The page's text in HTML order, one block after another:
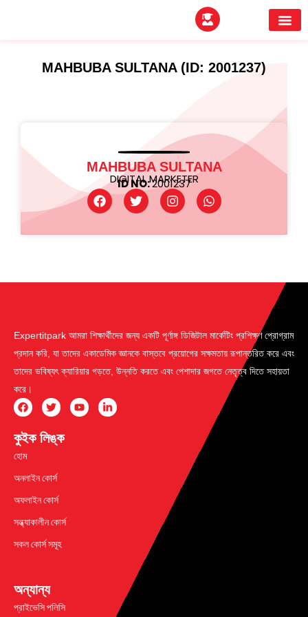
MAHBUBA SULTANA (ID: 2001237)
MAHBUBA SULTANA
DIGITAL MARKETER
ID NO:2001237
Expertitpark আমরা শিক্ষার্থীদের জন্য একটি পূর্ণাঙ্গ ডিজিটাল মার্কেটিং প্রশিক্ষণ প্রোগ্রাম
প্রদান করি, যা তাদের একাডেমিক জ্ঞানকে বাস্তবে প্রয়োগের সক্ষমতায় রূপান্তরিত করে এবং
তাদের ভবিষ্যৎ ক্যারিয়ার গড়তে, উন্নতি করতে এবং পেশাদার জগতে নেতৃত্ব দিতে সহায়তা
করে।
কুইক লিঙ্ক
হোম
অনলাইন কোর্স
অফলাইন কোর্স
সন্ধ্যাকালীন কোর্স
সকল কোর্স সমূহ
অন্যান্য
প্রাইভেসি পলিসি